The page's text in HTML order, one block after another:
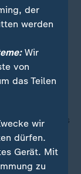
59. Minute
in der
und traf
die
Gruppe F.
sicher für das
der Nacht
Japan
der
werden
Wir
von
das Teilen
wir
dürfen.
Gerät. Mit
zu